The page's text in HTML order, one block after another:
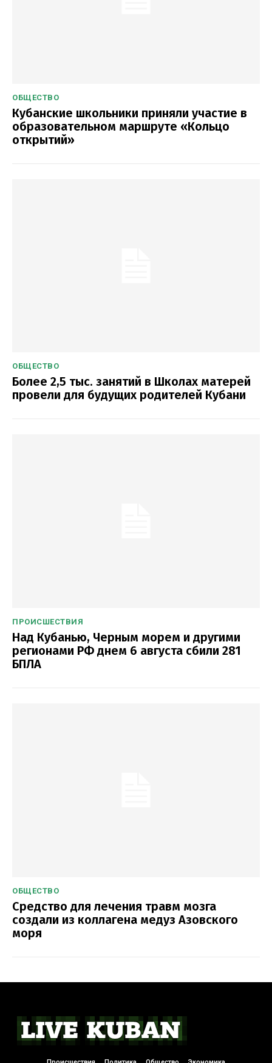
ОБЩЕСТВО
Кубанские школьники приняли участие в
образовательном маршруте «Кольцо
открытий»
ОБЩЕСТВО
Более 2,5 тыс. занятий в Школах матерей
провели для будущих родителей Кубани
ПРОИСШЕСТВИЯ
Над Кубанью, Черным морем и другими
регионами РФ днем 6 августа сбили 281
БПЛА
ОБЩЕСТВО
Средство для лечения травм мозга
создали из коллагена медуз Азовского
моря